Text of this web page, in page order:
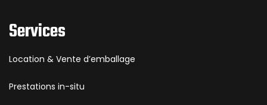
Services
Location & Vente d’emballage
Prestations in-situ